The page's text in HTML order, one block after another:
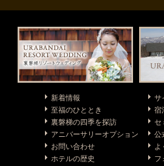
新着情報
至福のひととき
裏磐梯の四季を探訪
アニバーサリーオプション
お問い合わせ
ホテルの歴史
サ
宿
セ
公
よ
フ